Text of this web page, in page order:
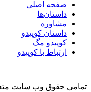
صفحه اصلی
داستان‌ها
مشاوره
داستان کوپیدو
کوپیدو مگ
ارتباط با کوپیدو
تمامی حقوق وب سایت